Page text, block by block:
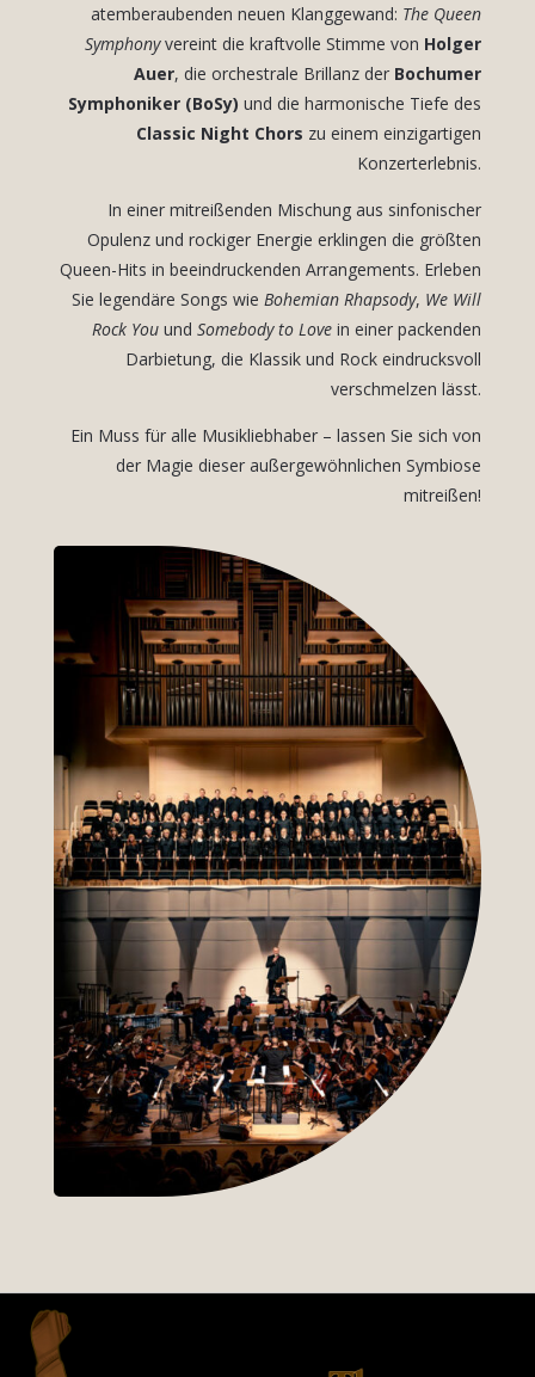
atemberaubenden neuen Klanggewand: The Queen
Symphonyvereint die kraftvolle Stimme von Holger
Auer, die orchestrale Brillanz der Bochumer
Symphoniker (BoSy) und die harmonische Tiefe des
Classic Night Chors zu einem einzigartigen
Konzerterlebnis.
In einer mitreißenden Mischung aus sinfonischer
Opulenz und rockiger Energie erklingen die größten
Queen-Hits in beeindruckenden Arrangements. Erleben
Sie legendäre Songs wieBohemian Rhapsody, We Will
Rock You undSomebody to Love in einer packenden
Darbietung, die Klassik und Rock eindrucksvoll
verschmelzen lässt.
Ein Muss für alle Musikliebhaber – lassen Sie sich von
der Magie dieser außergewöhnlichen Symbiose
mitreißen!